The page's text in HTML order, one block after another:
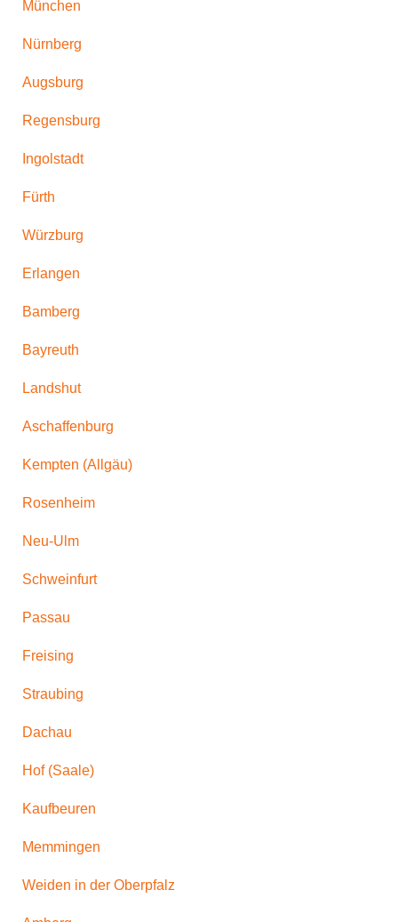
München
Nürnberg
Augsburg
Regensburg
Ingolstadt
Fürth
Würzburg
Erlangen
Bamberg
Bayreuth
Landshut
Aschaffenburg
Kempten (Allgäu)
Rosenheim
Neu-Ulm
Schweinfurt
Passau
Freising
Straubing
Dachau
Hof (Saale)
Kaufbeuren
Memmingen
Weiden in der Oberpfalz